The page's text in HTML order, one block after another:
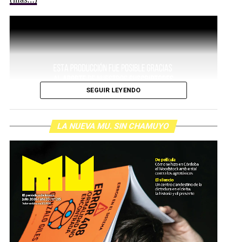
42 familias que ingresaron para reclamar sus derechos.
Son integrantes de la Cooperativa de San Telmo, titular
Allí planean mantener una serie de cuartos donde
puedan vivir las familias, a la vez que proyectan en la
hasta un centro médico.SEGUIR LEYENDO
LA NUEVA MU. SIN CHAMUYO